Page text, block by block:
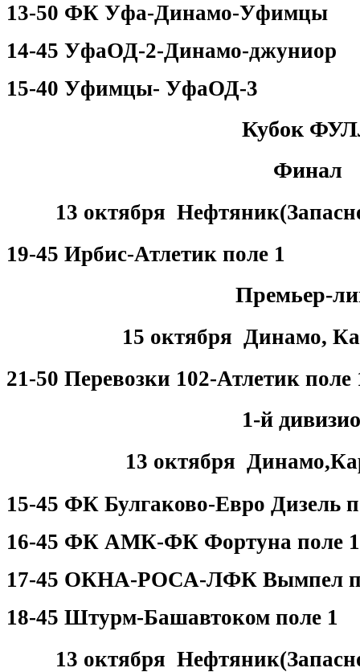
13-50 ФК Уфа-Динамо-Уфимцы
14-45 УфаОД-2-Динамо-джуниор
15-40 Уфимцы- УфаОД-3
Кубок
Финал
13 октября
19-45 Ирбис-Атлетик поле 1
Премьер-
15 октября Динамо,
21-50 Перевозки 102-Атлетик поле
1-й
13 октября
15-45 ФК Булгаково-Евро Дизель
16-45 ФК АМК-ФК Фортуна поле 1
17-45 ОКНА-РОСА-ЛФК Вымпел
18-45 Штурм-Башавтоком поле 1
13 октября